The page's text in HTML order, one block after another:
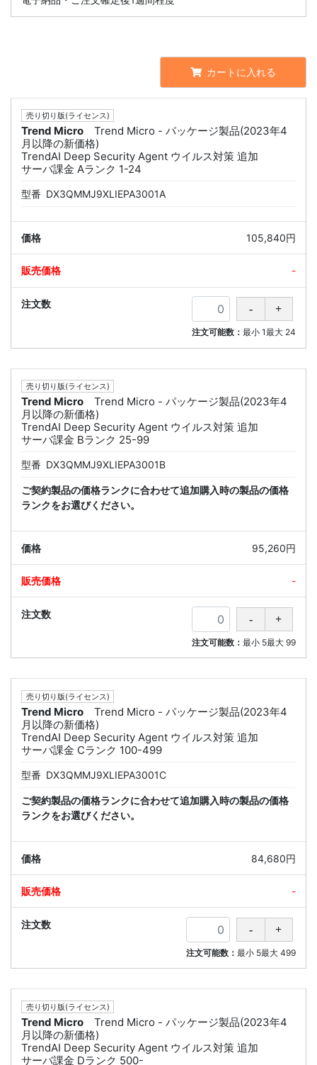
カートに入れる
売り切り版(ライセンス)
Trend Micro
Trend Micro - パッケージ製品(2023年4
月以降の新価格)
TrendAI Deep Security Agent ウイルス対策 追加
サーバ課金 Aランク 1-24
型番 DX3QMMJ9XLIEPA3001A
105,840円
-
注文可能数： 最小 1最大 24
売り切り版(ライセンス)
Trend Micro
Trend Micro - パッケージ製品(2023年4
月以降の新価格)
TrendAI Deep Security Agent ウイルス対策 追加
サーバ課金 Bランク 25-99
型番 DX3QMMJ9XLIEPA3001B
ご契約製品の価格ランクに合わせて追加購入時の製品の価格
ランクをお選びください。
95,260円
-
注文可能数： 最小 5最大 99
売り切り版(ライセンス)
Trend Micro
Trend Micro - パッケージ製品(2023年4
月以降の新価格)
TrendAI Deep Security Agent ウイルス対策 追加
サーバ課金 Cランク 100-499
型番 DX3QMMJ9XLIEPA3001C
ご契約製品の価格ランクに合わせて追加購入時の製品の価格
ランクをお選びください。
84,680円
-
注文可能数： 最小 5最大 499
売り切り版(ライセンス)
Trend Micro
Trend Micro - パッケージ製品(2023年4
月以降の新価格)
TrendAI Deep Security Agent ウイルス対策 追加
サーバ課金 Dランク 500-